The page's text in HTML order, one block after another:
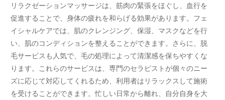
リラクゼーションマッサージは、筋肉の緊張をほぐし、血行を
促進することで、身体の疲れを和らげる効果があります。フェ
イシャルケアでは、肌のクレンジング、保湿、マスクなどを行
い、肌のコンディションを整えることができます。さらに、脱
毛サービスも人気で、毛の処理によって清潔感を保ちやすくな
ります。これらのサービスは、専門のセラピストが個々のニー
ズに応じて対応してくれるため、利用者はリラックスして施術
を受けることができます。忙しい日常から離れ、自分自身を大